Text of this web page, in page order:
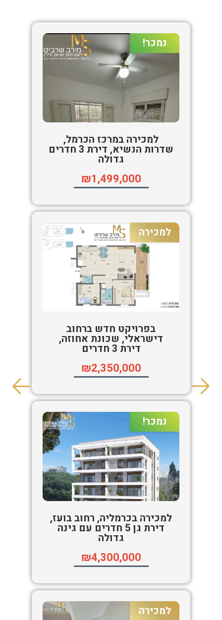
נמכר!
למכירה במרכז הכרמל,
שדרות הנשיא, דירת 3 חדרים
גדולה
₪1,499,000
למכירה
בפרויקט חדש ברחוב
דישראלי, שכונת אחוזה,
דירת 3 חדרים
₪2,350,000
נמכר!
למכירה בכרמליה, רחוב בועז,
דירת גן 5 חדרים עם גינה
גדולה
₪4,300,000
למכירה